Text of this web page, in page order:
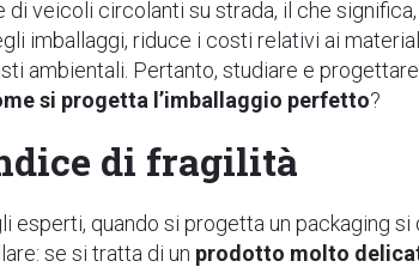
veicoli circolanti su strada, il che significa,
imballaggi, riduce i costi relativi ai
ambientali. Pertanto, studiare e
si progetta l’imballaggio perfetto?
di fragilità
esperti, quando si progetta un packaging si
se si tratta di un prodotto molto